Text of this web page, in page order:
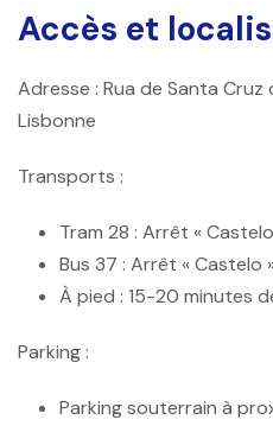
Accès et
Adresse : Rua de Santa Cruz
Lisbonne
Transports :
Tram 28 : Arrêt «
Bus 37 : Arrêt « Castelo
À pied : 15-20 minutes
Parking :
Parking souterrain à